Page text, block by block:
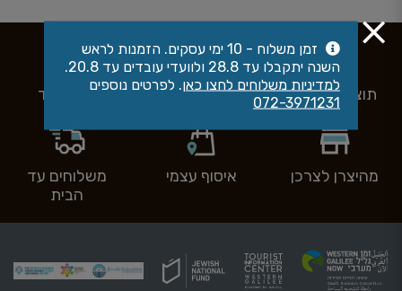
תוצרת הארץ עסקים קטנים עבודת יד
מהיצרן לצרכן איסוף עצמי
משלוחים עד
הבית
זמן משלוח - 10 ימי עסקים. הזמנות לראש
השנה יתקבלו עד 28.8 ולוועדי עובדים עד 20.8.
למדיניות משלוחים לחצו כאן. לפרטים נוספים
072-3971231